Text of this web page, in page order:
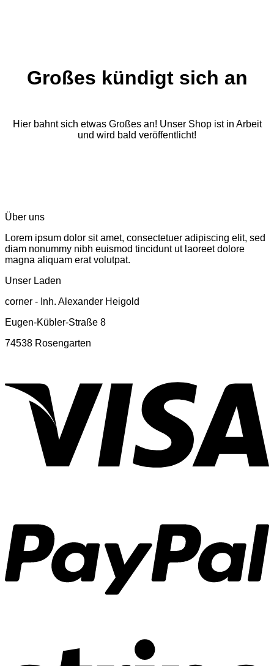
Großes kündigt sich an
Hier bahnt sich etwas Großes an! Unser Shop ist in Arbeit
und wird bald veröffentlicht!
Über uns
Lorem ipsum dolor sit amet, consectetuer adipiscing elit, sed
diam nonummy nibh euismod tincidunt ut laoreet dolore
magna aliquam erat volutpat.
Unser Laden
corner - Inh. Alexander Heigold
Eugen-Kübler-Straße 8
74538 Rosengarten